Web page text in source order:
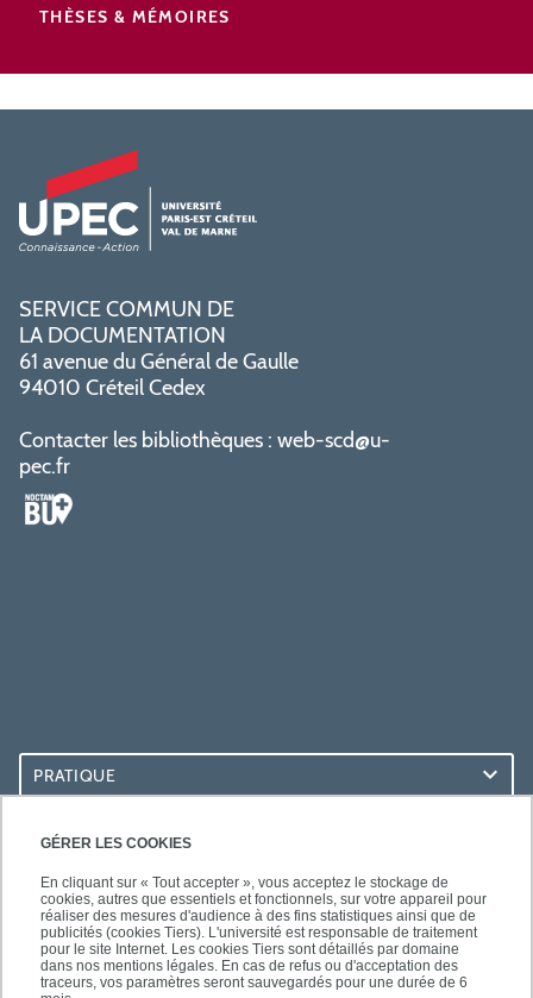
GÉRER LES COOKIES
En cliquant sur « Tout accepter », vous acceptez le stockage de
cookies, autres que essentiels et fonctionnels, sur votre appareil pour
réaliser des mesures d'audience à des fins statistiques ainsi que de
publicités (cookies Tiers). L'université est responsable de traitement
pour le site Internet. Les cookies Tiers sont détaillés par domaine
dans nos mentions légales. En cas de refus ou d'acceptation des
traceurs, vos paramètres seront sauvegardés pour une durée de 6
THÈSES & MÉMOIRES
SERVICE COMMUN DE
LA DOCUMENTATION
61 avenue du Général de Gaulle
94010 Créteil Cedex
Contacter les bibliothèques : web-scd@u-
pec.fr
PRATIQUE
ACCÈS RAPIDES
LES BU SUR...